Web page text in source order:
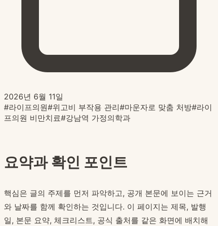
2026년 6월 11일
#라이프의원#위고비 부작용 관리#마운자로 맞춤 처방#라이
프의원 비만치료#강남역 가정의학과
요약과 확인 포인트
핵심은 글의 주제를 먼저 파악하고, 공개 본문에 보이는 근거
와 날짜를 함께 확인하는 것입니다. 이 페이지는 제목, 발행
일, 본문 요약, 체크리스트, 공식 출처를 같은 화면에 배치해